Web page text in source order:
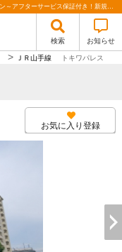
トキワパレス 東京都新宿区下落合1丁目5,780万円の中古マンション～アフターサービス保証付き！新規リフォーム物件♪～｜株式会社ハウスコミュニケーション
検索 お知らせ
> ＪＲ山手線 トキワパレス
お気に入り登録